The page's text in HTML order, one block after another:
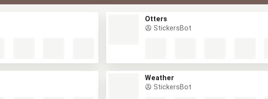
Otters
StickersBot
Weather
StickersBot